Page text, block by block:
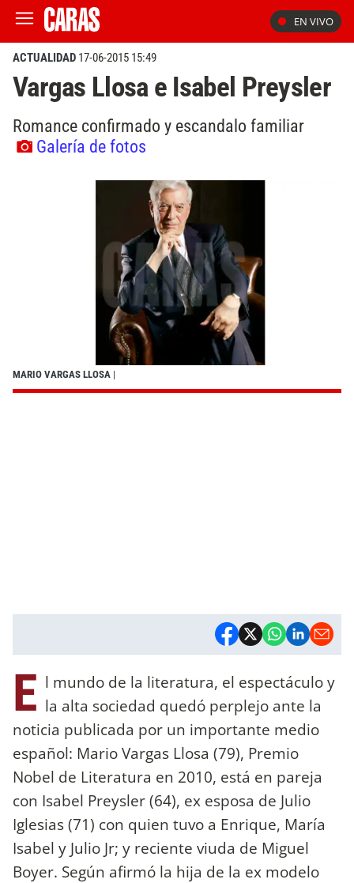
EN VIVO
ACTUALIDAD 17-06-2015 15:49
Vargas Llosa e Isabel Preysler
Romance confirmado y escandalo familiar
Galería de fotos
MARIO VARGAS LLOSA |
E l mundo de la literatura, el espectáculo y
la alta sociedad quedó perplejo ante la
noticia publicada por un importante medio
español: Mario Vargas Llosa (79), Premio
Nobel de Literatura en 2010, está en pareja
con Isabel Preysler (64), ex esposa de Julio
Iglesias (71) con quien tuvo a Enrique, María
Isabel y Julio Jr; y reciente viuda de Miguel
Boyer. Según afirmó la hija de la ex modelo